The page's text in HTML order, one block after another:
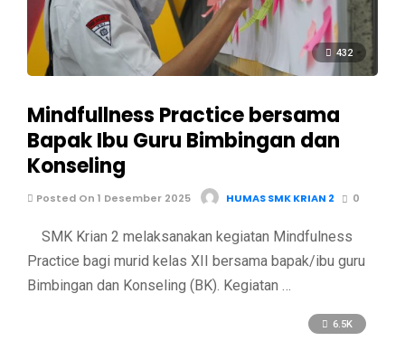
432
Mindfullness Practice bersama
Bapak Ibu Guru Bimbingan dan
Konseling
Posted On 1 Desember 2025 HUMAS SMK KRIAN 2 0
SMK Krian 2 melaksanakan kegiatan Mindfulness
Practice bagi murid kelas XII bersama bapak/ibu guru
Bimbingan dan Konseling (BK). Kegiatan …
6.5K